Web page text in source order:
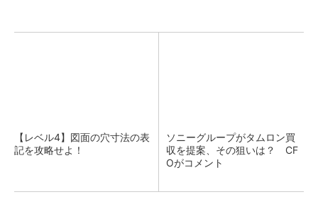
【レベル4】図面の穴寸法の表
記を攻略せよ！
ソニーグループがタムロン買
収を提案、その狙いは？ CF
Oがコメント